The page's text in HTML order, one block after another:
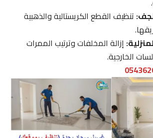
تنظيف القطع الكريستالية والذهبية
إزالة المخلفات وترتيب الممرات
الخارجية.